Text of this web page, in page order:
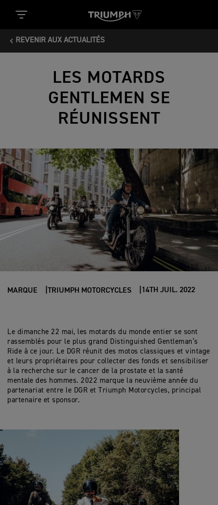
REVENIR AUX ACTUALITÉS
LES MOTARDS
GENTLEMEN SE
RÉUNISSENT
MARQUE TRIUMPH MOTORCYCLES 14TH JUIL. 2022
Le dimanche 22 mai, les motards du monde entier se sont
rassemblés pour le plus grand Distinguished Gentleman’s
Ride à ce jour. Le DGR réunit des motos classiques et vintage
et leurs propriétaires pour collecter des fonds et sensibiliser
à la recherche sur le cancer de la prostate et la santé
mentale des hommes. 2022 marque la neuvième année du
partenariat entre le DGR et Triumph Motorcycles, principal
partenaire et sponsor.